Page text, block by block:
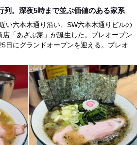
列。深夜5時まで並ぶ価値のある家系
い六本木通り沿い、SW六本木通りビルの
「あざぶ家」が誕生した。プレオープン
日にグランドオープンを迎える。プレオ